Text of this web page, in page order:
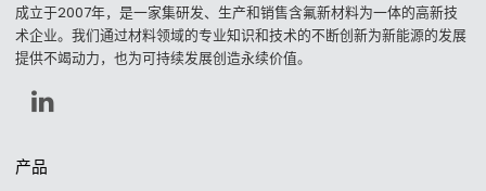
成立于2007年，是一家集研发、生产和销售含氟新材料为一体的高新技
术企业。我们通过材料领域的专业知识和技术的不断创新为新能源的发展
提供不竭动力，也为可持续发展创造永续价值。
产品